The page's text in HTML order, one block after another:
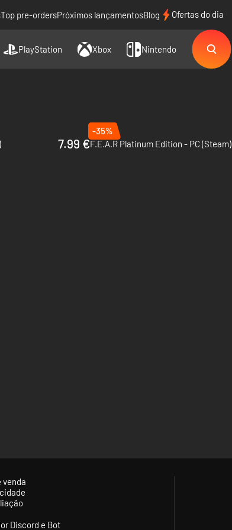
Top pre-ordersPróximos lançamentosBlog Ofertas do dia
PlayStation Xbox Nintendo
7.99 €
-35%
F.E.A.R Platinum Edition - PC (Steam)
venda
Discord e Bot